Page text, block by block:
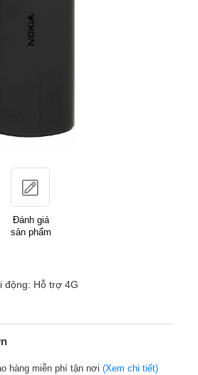
Đánh giá
sản phẩm
động: Hỗ trợ 4G
hàng miễn phí tận nơi (Xem chi tiết)